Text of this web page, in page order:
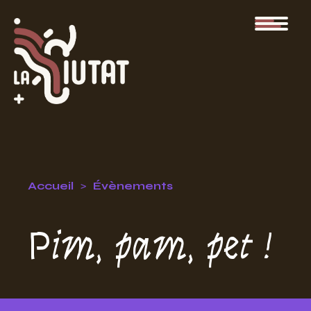
Accueil Évènements
Pim, pam, pet !